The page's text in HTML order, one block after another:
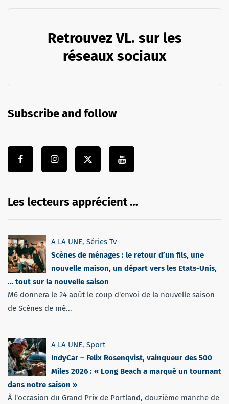
Retrouvez VL. sur les
réseaux sociaux
Subscribe and follow
Les lecteurs apprécient …
A LA UNE, Séries Tv
Scènes de ménages : le retour d’un fils, une
nouvelle maison, un départ vers les Etats-Unis,
… tout sur la nouvelle saison
M6 donnera le 24 août le coup d'envoi de la nouvelle saison
de Scènes de mé...
A LA UNE, Sport
IndyCar – Felix Rosenqvist, vainqueur des 500
Miles 2026 : « Long Beach a marqué un tournant
dans notre saison »
À l'occasion du Grand Prix de Portland, douzième manche de